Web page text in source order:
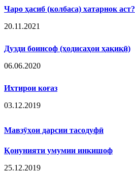
Чаро ҳасиб (колбаса) хатарнок аст?
20.11.2021
Дузди боинсоф (ҳодисаҳои ҳақиқӣ)
06.06.2020
Ихтирои коғаз
03.12.2019
Мавзӯҳои дарсии тасодуфӣ
Қонунияти умумии инкишоф
25.12.2019